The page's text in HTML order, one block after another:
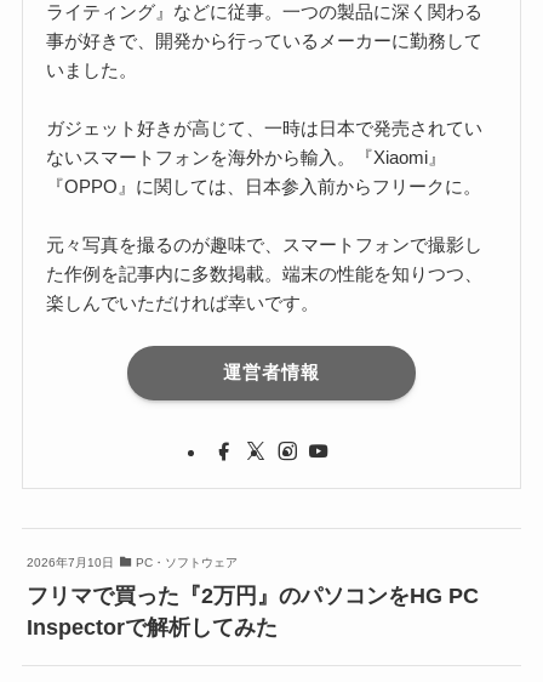
ライティング』などに従事。一つの製品に深く関わる
事が好きで、開発から行っているメーカーに勤務して
いました。
ガジェット好きが高じて、一時は日本で発売されてい
ないスマートフォンを海外から輸入。『Xiaomi』
『OPPO』に関しては、日本参入前からフリークに。
元々写真を撮るのが趣味で、スマートフォンで撮影し
た作例を記事内に多数掲載。端末の性能を知りつつ、
楽しんでいただければ幸いです。
運営者情報
2026年7月10日 PC・ソフトウェア
フリマで買った『2万円』のパソコンをHG PC
Inspectorで解析してみた